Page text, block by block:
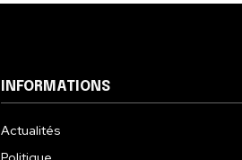
INFORMATIONS
Actualités